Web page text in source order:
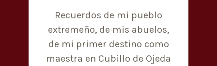
Recuerdos de mi pueblo
extremeño, de mis abuelos,
de mi primer destino como
maestra en Cubillo de Ojeda